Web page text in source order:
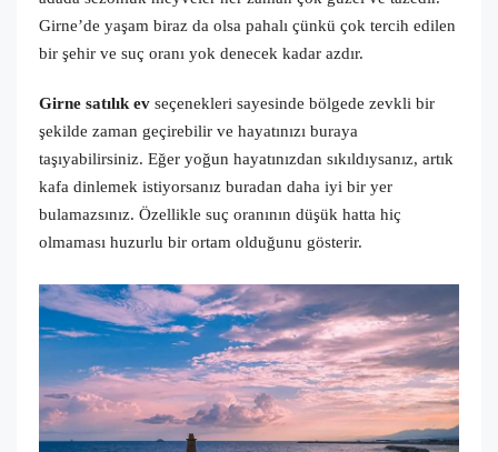
Girne’de yaşam biraz da olsa pahalı çünkü çok tercih edilen
bir şehir ve suç oranı yok denecek kadar azdır.
Girne satılık ev seçenekleri sayesinde bölgede zevkli bir
şekilde zaman geçirebilir ve hayatınızı buraya
taşıyabilirsiniz. Eğer yoğun hayatınızdan sıkıldıysanız, artık
kafa dinlemek istiyorsanız buradan daha iyi bir yer
bulamazsınız. Özellikle suç oranının düşük hatta hiç
olmaması huzurlu bir ortam olduğunu gösterir.